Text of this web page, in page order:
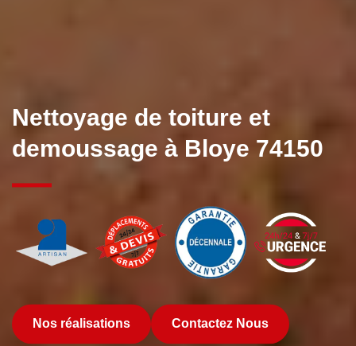
Nettoyage de toiture et
demoussage à Bloye 74150
Nos réalisations Contactez Nous